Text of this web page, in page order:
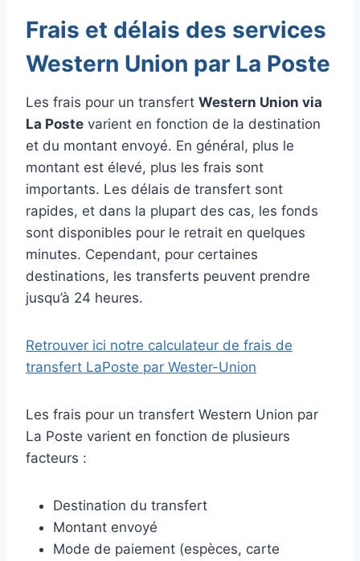
Frais et délais des services
Western Union par La Poste
Les frais pour un transfert Western Union via
La Poste varient en fonction de la destination
et du montant envoyé. En général, plus le
montant est élevé, plus les frais sont
importants. Les délais de transfert sont
rapides, et dans la plupart des cas, les fonds
sont disponibles pour le retrait en quelques
minutes. Cependant, pour certaines
destinations, les transferts peuvent prendre
jusqu’à 24 heures.
Retrouver ici notre calculateur de frais de
transfert LaPoste par Wester-Union
Les frais pour un transfert Western Union par
La Poste varient en fonction de plusieurs
facteurs :
Destination du transfert
Montant envoyé
Mode de paiement (espèces, carte